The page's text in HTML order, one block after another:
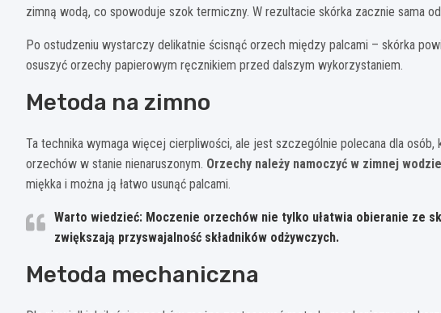
zimną wodą, co spowoduje szok termiczny. W rezultacie skórka zacznie sama
Po ostudzeniu wystarczy delikatnie ścisnąć orzech między palcami – skórka
osuszyć orzechy papierowym ręcznikiem przed dalszym wykorzystaniem.
Metoda na zimno
Ta technika wymaga więcej cierpliwości, ale jest szczególnie polecana dla
orzechów w stanie nienaruszonym. Orzechy należy namoczyć w zimnej
miękka i można ją łatwo usunąć palcami.
Warto wiedzieć: Moczenie orzechów nie tylko ułatwia obieranie ze
zwiększają przyswajalność składników odżywczych.
Metoda mechaniczna